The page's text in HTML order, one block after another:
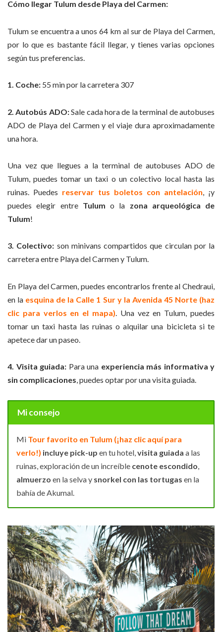
Cómo llegar Tulum desde Playa del Carmen:
Tulum se encuentra a unos 64 km al sur de Playa del Carmen,
por lo que es bastante fácil llegar, y tienes varias opciones
según tus preferencias.
1. Coche: 55 min por la carretera 307
2. Autobús ADO:Sale cada hora de la terminal de autobuses
ADO de Playa del Carmen y el viaje dura aproximadamente
una hora.
Una vez que llegues a la terminal de autobuses ADO de
Tulum, puedes tomar un taxi o un colectivo local hasta las
ruinas. Puedes reservar tus boletos con antelación, ¡y
puedes elegir entre Tulum o la zona arqueológica de
Tulum!
3. Colectivo: son minivans compartidos que circulan por la
carretera entre Playa del Carmen y Tulum.
En Playa del Carmen, puedes encontrarlos frente al Chedraui,
en la esquina de la Calle 1 Sur y la Avenida 45 Norte (haz
clic para verlos en el mapa). Una vez en Tulum, puedes
tomar un taxi hasta las ruinas o alquilar una bicicleta si te
apetece dar un paseo.
4. Visita guiada: Para una experiencia más informativa y
sin complicaciones, puedes optar por una visita guiada.
Mi consejo
Mi Tour favorito en Tulum (¡haz clic aquí para
verlo!) incluye pick-up en tu hotel,visita guiada a las
ruinas, exploración de un increíble cenote escondido,
almuerzo en la selva y snorkel con las tortugas en la
bahía de Akumal.